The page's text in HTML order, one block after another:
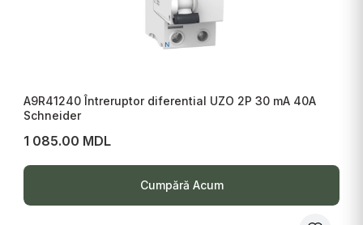
A9R41240 Întreruptor diferential UZO 2P 30 mA 40A
Schneider
1 085.00 MDL
Cumpără Acum